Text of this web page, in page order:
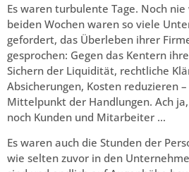
Es waren turbulente Tage. Noch
beiden Wochen waren so viele
gefordert, das Überleben ihrer
gesprochen: Gegen das Kentern
Sichern der Liquidität, rechtliche
Absicherungen, Kosten reduzieren
Mittelpunkt der Handlungen. Ach
noch Kunden und Mitarbeiter …
Es waren auch die Stunden der
wie selten zuvor in den